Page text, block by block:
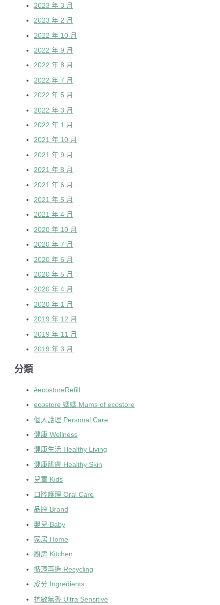
2023 年 3 月
2023 年 2 月
2022 年 10 月
2022 年 9 月
2022 年 8 月
2022 年 7 月
2022 年 5 月
2022 年 3 月
2022 年 1 月
2021 年 10 月
2021 年 9 月
2021 年 8 月
2021 年 6 月
2021 年 5 月
2021 年 4 月
2020 年 10 月
2020 年 7 月
2020 年 6 月
2020 年 5 月
2020 年 4 月
2020 年 1 月
2019 年 12 月
2019 年 11 月
2019 年 3 月
分類
#ecostoreRefill
ecostore 媽媽 Mums of ecostore
個人護理 Personal Care
健康 Wellness
健康生活 Healthy Living
健康肌膚 Healthy Skin
兒童 Kids
口腔護理 Oral Care
品牌 Brand
嬰兒 Baby
家居 Home
廚房 Kitchen
循環再造 Recycling
成分 Ingredients
抗敏無香 Ultra Sensitive